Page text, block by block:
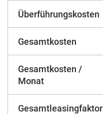
Überführungskosten
Gesamtkosten
Gesamtkosten /
Monat
Gesamtleasingfaktor